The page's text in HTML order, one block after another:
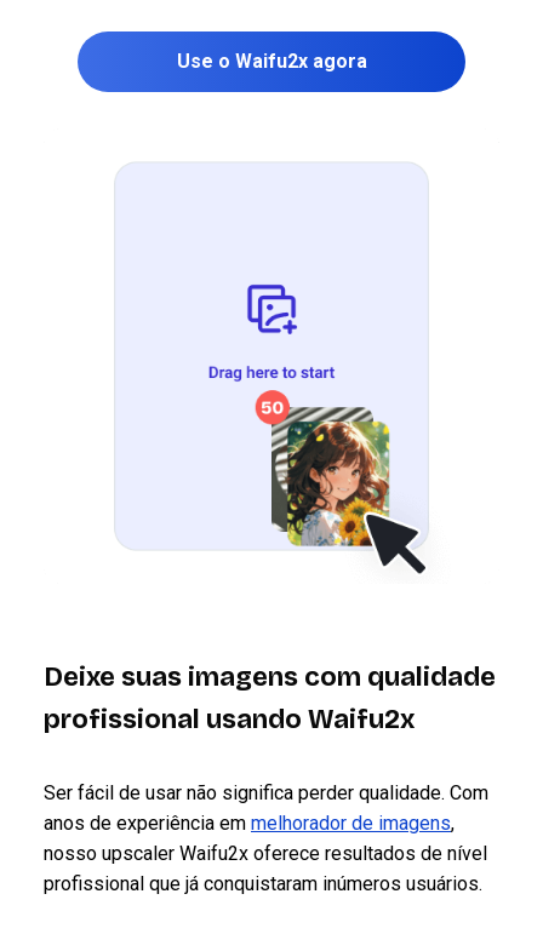
Use o Waifu2x agora
Deixe suas imagens com qualidade
profissional usando Waifu2x
Ser fácil de usar não significa perder qualidade. Com
anos de experiência em melhorador de imagens,
nosso upscaler Waifu2x oferece resultados de nível
profissional que já conquistaram inúmeros usuários.